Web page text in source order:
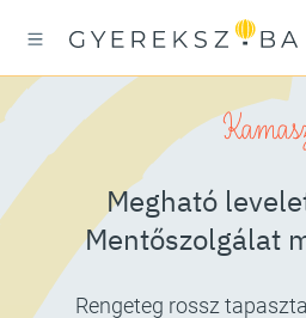
Megható
Mentőszolgálat
Rengeteg rossz